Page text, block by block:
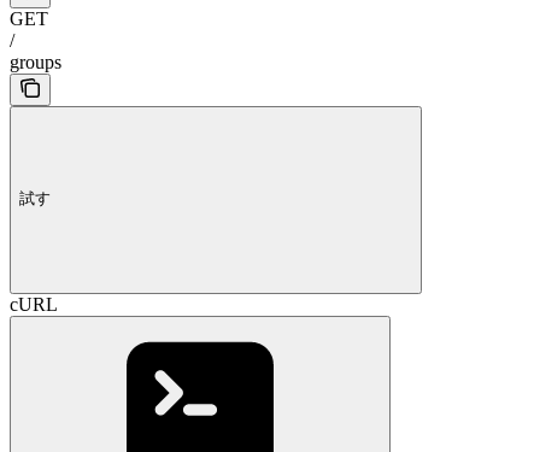
GET
/
groups
試す
cURL